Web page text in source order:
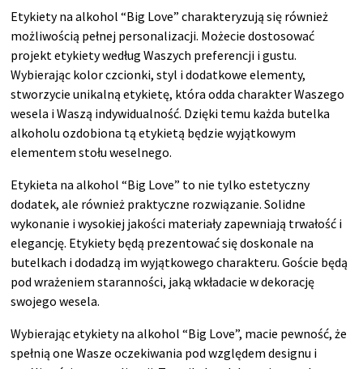
Etykiety na alkohol “Big Love” charakteryzują się również
możliwością pełnej personalizacji. Możecie dostosować
projekt etykiety według Waszych preferencji i gustu.
Wybierając kolor czcionki, styl i dodatkowe elementy,
stworzycie unikalną etykietę, która odda charakter Waszego
wesela i Waszą indywidualność. Dzięki temu każda butelka
alkoholu ozdobiona tą etykietą będzie wyjątkowym
elementem stołu weselnego.
Etykieta na alkohol “Big Love” to nie tylko estetyczny
dodatek, ale również praktyczne rozwiązanie. Solidne
wykonanie i wysokiej jakości materiały zapewniają trwałość i
elegancję. Etykiety będą prezentować się doskonale na
butelkach i dodadzą im wyjątkowego charakteru. Goście będą
pod wrażeniem staranności, jaką wkładacie w dekorację
swojego wesela.
Wybierając etykiety na alkohol “Big Love”, macie pewność, że
spełnią one Wasze oczekiwania pod względem designu i